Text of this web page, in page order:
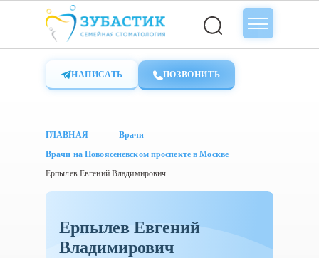
НАПИСАТЬ ПОЗВОНИТЬ
ГЛАВНАЯ
Врачи
Врачи на Новоясеневском проспекте в Москве
Ерпылев Евгений Владимирович
Ерпылев Евгений
Владимирович